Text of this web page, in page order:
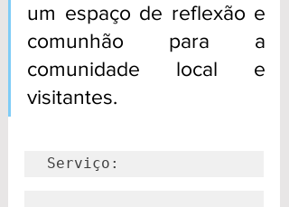
um espaço de reflexão e
comunhão para a
comunidade local e
visitantes.
Serviço: